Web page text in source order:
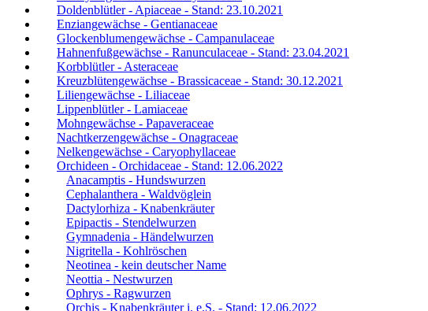
Doldenblütler - Apiaceae - Stand: 23.10.2021
Enziangewächse - Gentianaceae
Glockenblumengewächse - Campanulaceae
Hahnenfußgewächse - Ranunculaceae - Stand: 23.04.2021
Korbblütler - Asteraceae
Kreuzblütengewächse - Brassicaceae - Stand: 30.12.2021
Liliengewächse - Liliaceae
Lippenblütler - Lamiaceae
Mohngewächse - Papaveraceae
Nachtkerzengewächse - Onagraceae
Nelkengewächse - Caryophyllaceae
Orchideen - Orchidaceae - Stand: 12.06.2022
Anacamptis - Hundswurzen
Cephalanthera - Waldvöglein
Dactylorhiza - Knabenkräuter
Epipactis - Stendelwurzen
Gymnadenia - Händelwurzen
Nigritella - Kohlröschen
Neotinea - kein deutscher Name
Neottia - Nestwurzen
Ophrys - Ragwurzen
Orchis - Knabenkräuter i. e.S. - Stand: 12.06.2022